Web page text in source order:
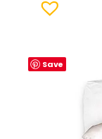
Save